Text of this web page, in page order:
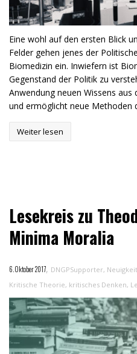
Eine wohl auf den ersten Blick
Felder gehen jenes der
Biomedizin ein. Inwiefern ist
Gegenstand der Politik zu
Anwendung neuen Wissens
und ermöglicht neue Methoden
Weiter lesen
Lesekreis zu
Minima Moralia
6. Oktober 2017, DNGPSupporter,
Kritische Theorie, kritisches Denken,